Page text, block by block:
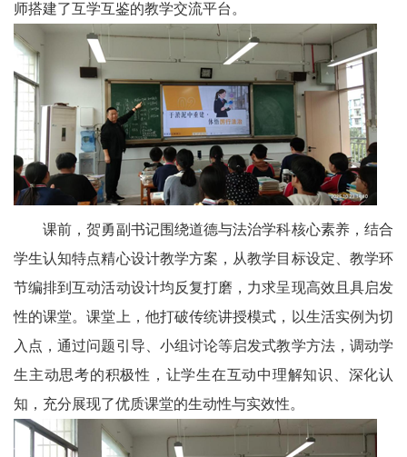
育
关
委
讯
四
川
老
科
师搭建了互学互鉴的教学交流平台。
课前，贺勇副书记围绕道德与法治学科核心素养，结合
学生认知特点精心设计教学方案，从教学目标设定、教学环
节编排到互动活动设计均反复打磨，力求呈现高效且具启发
性的课堂。课堂上，他打破传统讲授模式，以生活实例为切
入点，通过问题引导、小组讨论等启发式教学方法，调动学
生主动思考的积极性，让学生在互动中理解知识、深化认
知，充分展现了优质课堂的生动性与实效性。